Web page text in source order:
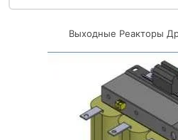
Выходные Реакторы